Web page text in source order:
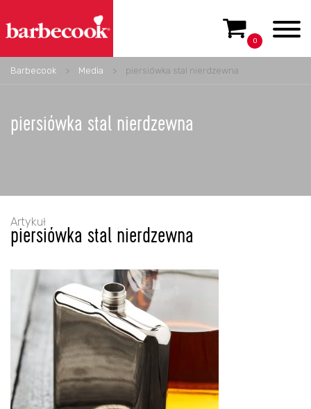
0
Barbecook > Media > piersiówka stal nierdzewna
piersiówka stal nierdzewna
Artykuł
piersiówka stal nierdzewna